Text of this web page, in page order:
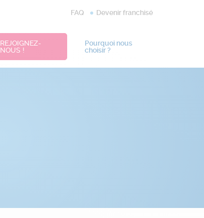
FAQ Devenir franchisé
REJOIGNEZ-
NOUS !
Pourquoi nous
choisir ?